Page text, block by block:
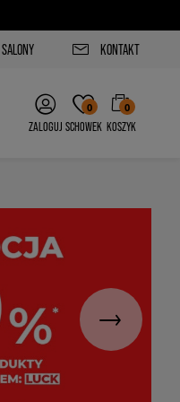
SALONY KONTAKT
ZALOGUJ
0
SCHOWEK
0
KOSZYK